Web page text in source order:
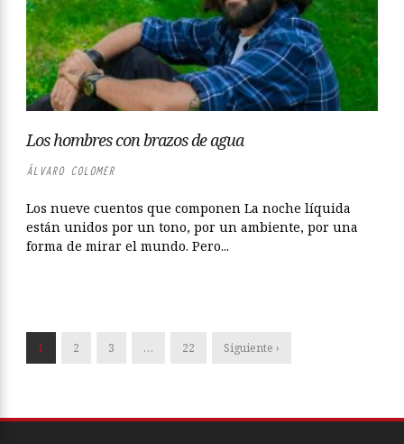
Los hombres con brazos de agua
ÁLVARO COLOMER
Los nueve cuentos que componen La noche líquida
están unidos por un tono, por un ambiente, por una
forma de mirar el mundo. Pero...
1 2 3 … 22 Siguiente ›